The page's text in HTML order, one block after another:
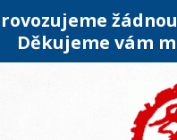
Děkujeme vám